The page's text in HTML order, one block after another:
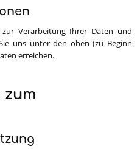
Verarbeitung Ihrer Daten und
uns unter den oben (zu Beginn
erreichen.